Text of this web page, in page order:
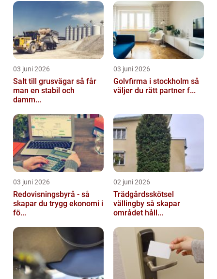
03 juni 2026
Salt till grusvägar så får
man en stabil och
damm...
03 juni 2026
Golvfirma i stockholm så
väljer du rätt partner f...
03 juni 2026
Redovisningsbyrå - så
skapar du trygg ekonomi i
fö...
02 juni 2026
Trädgårdsskötsel
vällingby så skapar
området håll...